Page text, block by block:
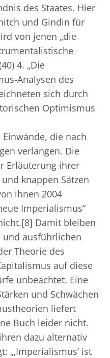
des Staates. Hier
und Gindin für
von jenen „die
4. „Die
Analysen des
sich durch
Optimismus
die nach
verlangen. Die
Erläuterung ihrer
knappen Sätzen
ihnen 2004
Imperialismus“
[8] Damit bleiben
und ausführlichen
Theorie des
auf diese
unbeachtet. Eine
und Schwächen
liefert
Buch leider nicht.
dazu alternativ
„‚Imperialismus’ ist